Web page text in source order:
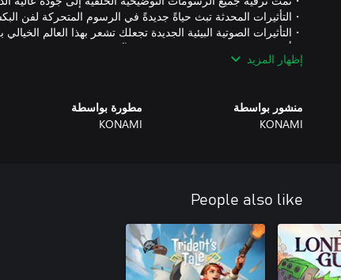
إظهار المزيد
منشور بواسطة
KONAMI
مطورة بواسطة
KONAMI
People also like